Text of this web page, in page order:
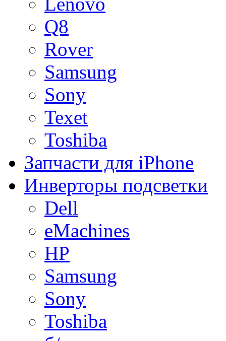
Q8
Rover
Samsung
Sony
Texet
Toshiba
Запчасти для iPhone
Инверторы подсветки
Dell
eMachines
HP
Samsung
Sony
Toshiba